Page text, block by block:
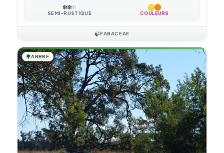
❄️❄️❄️
SEMI-RUSTIQUE COULEURS
🍃FABACEAE
🌳ARBRE